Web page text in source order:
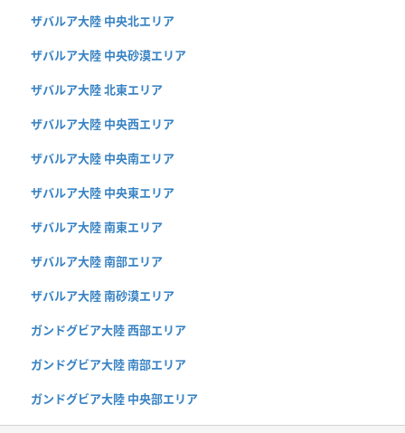
ザバルア大陸 中央北エリア
ザバルア大陸 中央砂漠エリア
ザバルア大陸 北東エリア
ザバルア大陸 中央西エリア
ザバルア大陸 中央南エリア
ザバルア大陸 中央東エリア
ザバルア大陸 南東エリア
ザバルア大陸 南部エリア
ザバルア大陸 南砂漠エリア
ガンドグビア大陸 西部エリア
ガンドグビア大陸 南部エリア
ガンドグビア大陸 中央部エリア